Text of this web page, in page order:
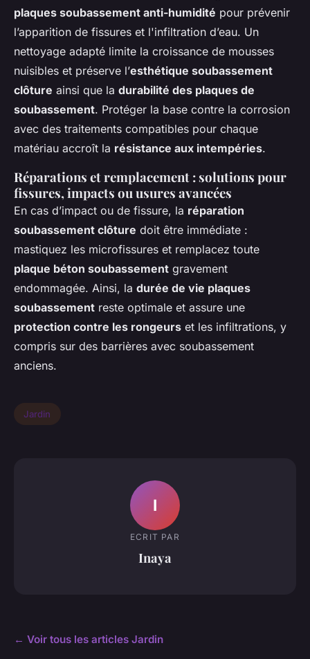
plaques soubassement anti-humidité pour prévenir
l’apparition de fissures et l'infiltration d’eau. Un
nettoyage adapté limite la croissance de mousses
nuisibles et préserve l’esthétique soubassement
clôture ainsi que la durabilité des plaques de
soubassement. Protéger la base contre la corrosion
avec des traitements compatibles pour chaque
matériau accroît la résistance aux intempéries.
Réparations et remplacement : solutions pour
fissures, impacts ou usures avancées
En cas d’impact ou de fissure, la réparation
soubassement clôture doit être immédiate :
mastiquez les microfissures et remplacez toute
plaque béton soubassement gravement
endommagée. Ainsi, la durée de vie plaques
soubassement reste optimale et assure une
protection contre les rongeurs et les infiltrations, y
compris sur des barrières avec soubassement
anciens.
Jardin
I
ECRIT PAR
Inaya
← Voir tous les articles Jardin